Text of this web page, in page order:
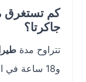
كم تستغرق مدة
جاكرتا؟
تتراوح مدةطيران من
و18 ساعة في